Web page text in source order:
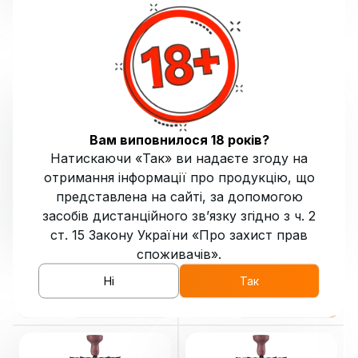
Шахта кальяну Karma 3.0
Купити
Шахта кальяну Karma 3.0
Mini Black
₴6090
7
Шахта кальяну Karma 3.0
Mini Walnut
6090
4 Купити
Шахта кальяну Karma 3.0
Walnut
₴6490
4 Купити
Вам виповнилося 18 років?
Натискаючи «Так» ви надаєте згоду на
отримання інформації про продукцію, що
представлена на сайті, за допомогою
засобів дистанційного зв’язку згідно з ч. 2
ст. 15 Закону України «Про захист прав
споживачів».
Ні Так